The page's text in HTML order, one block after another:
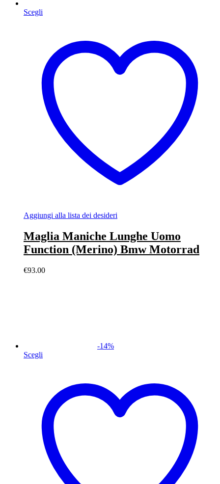
Scegli
Aggiungi alla lista dei desideri
Maglia Maniche Lunghe Uomo
Function (Merino) Bmw Motorrad
€93.00
-14%
Scegli